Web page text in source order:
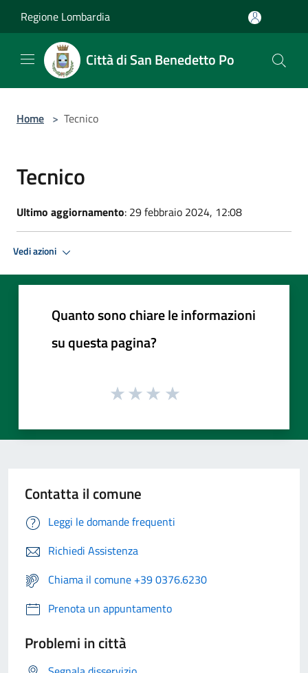
Regione Lombardia
Città di San Benedetto Po
Home > Tecnico
Tecnico
Ultimo aggiornamento: 29 febbraio 2024, 12:08
Vedi azioni
Quanto sono chiare le informazioni
su questa pagina?
Contatta il comune
Leggi le domande frequenti
Richiedi Assistenza
Chiama il comune +39 0376.6230
Prenota un appuntamento
Problemi in città